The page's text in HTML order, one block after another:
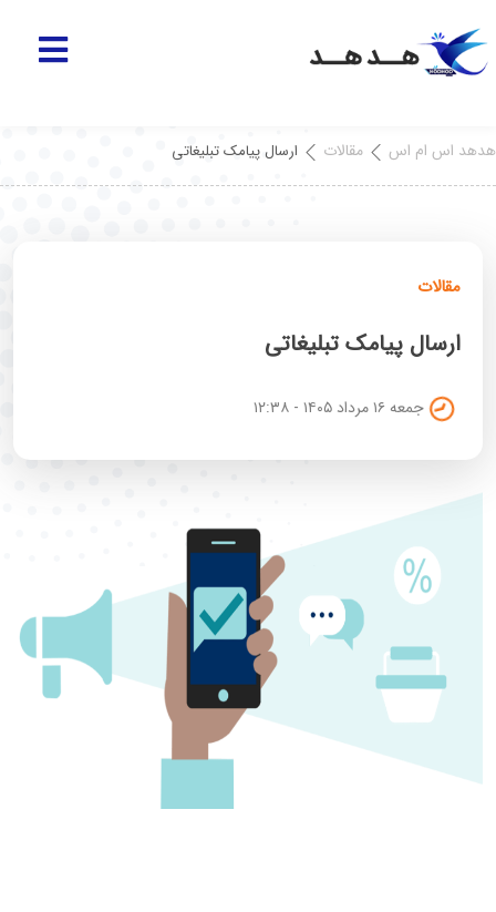
هدهد اس ام اس مقالات ارسال پیامک تبلیغاتی
مقالات
ارسال پیامک تبلیغاتی
جمعه ۱۶ مرداد ۱۴۰۵ - ۱۲:۳۸